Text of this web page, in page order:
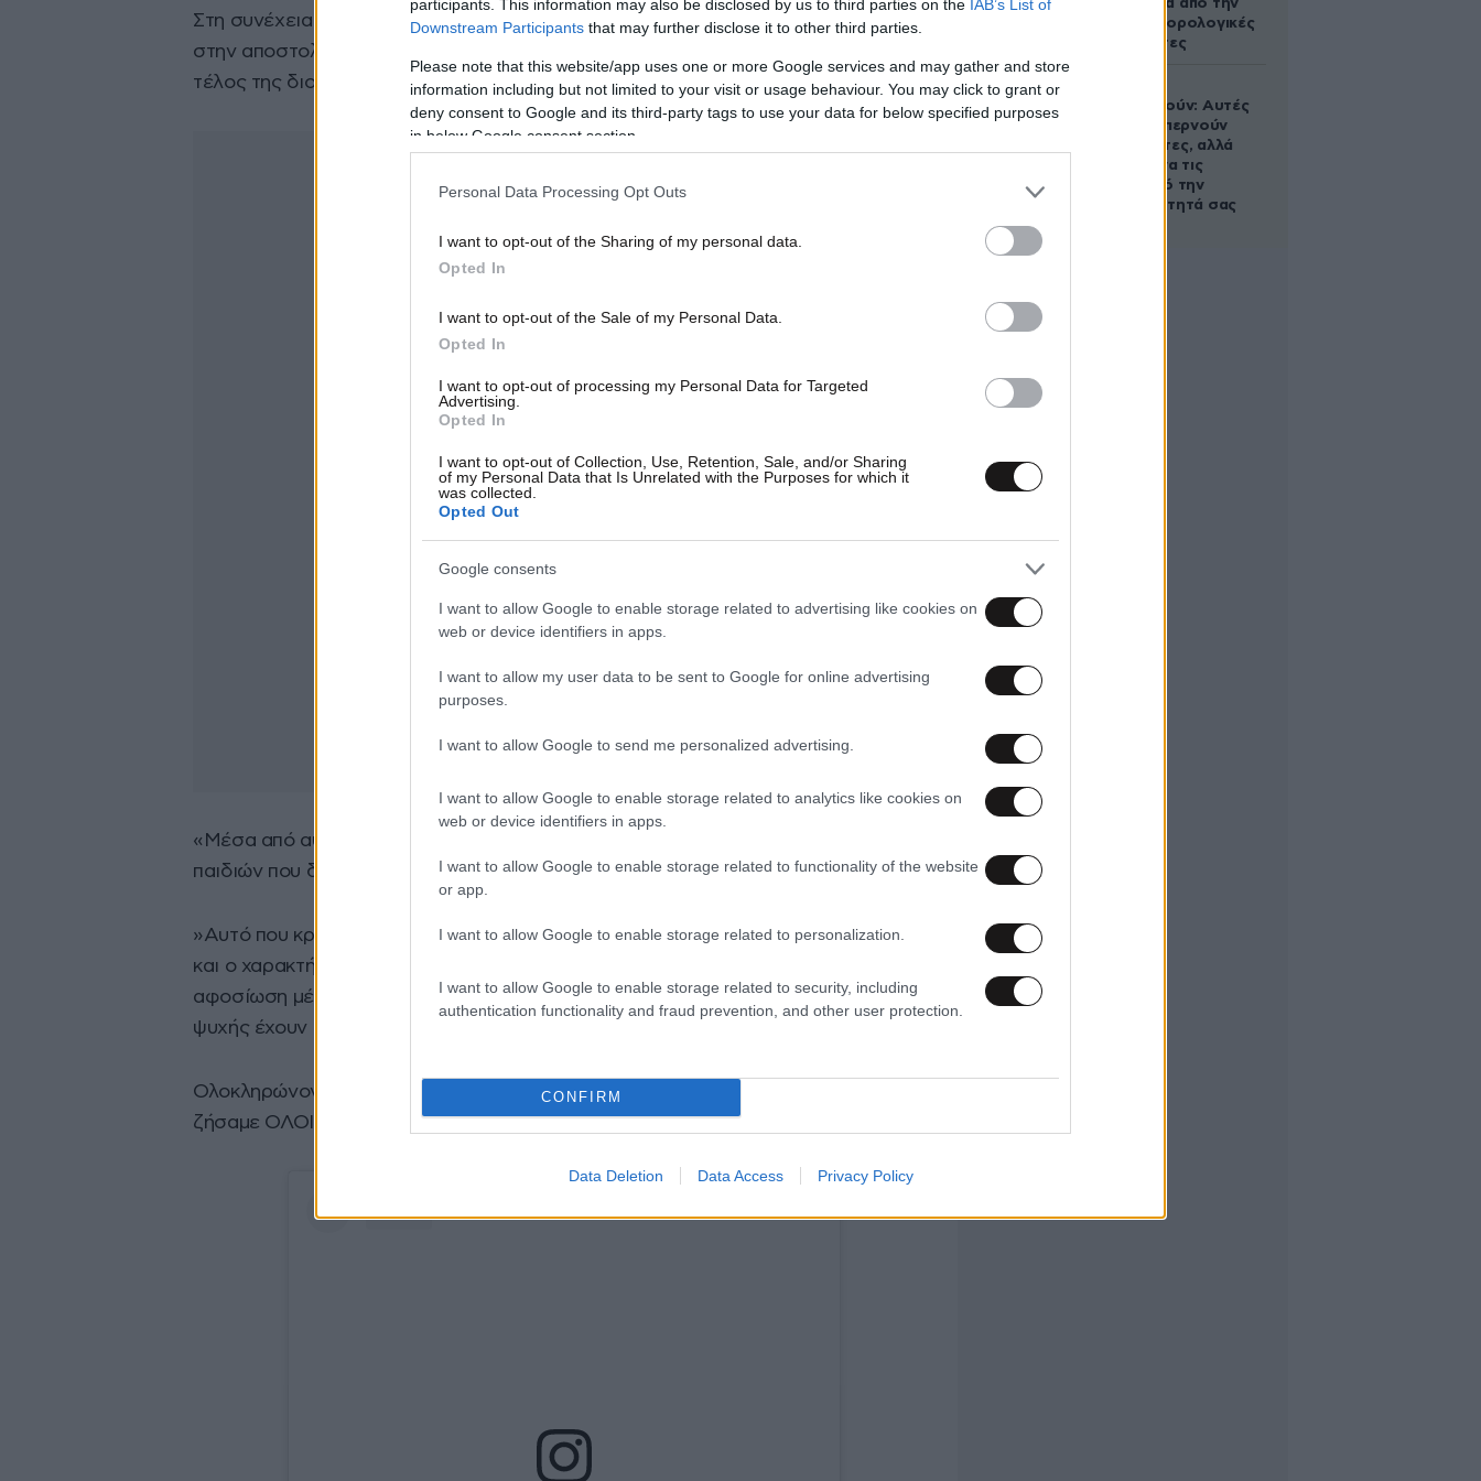
participants. This information may also be disclosed by us to third parties on the IAB’s List of
Downstream Participants that may further disclose it to other third parties.
Please note that this website/app uses one or more Google services and may gather and store
information including but not limited to your visit or usage behaviour. You may click to grant or
deny consent to Google and its third-party tags to use your data for below specified purposes
in below Google consent section.
Personal Data Processing Opt Outs
I want to opt-out of the Sharing of my personal data.
Opted In
I want to opt-out of the Sale of my Personal Data.
Opted In
I want to opt-out of processing my Personal Data for Targeted
Advertising.
Opted In
I want to opt-out of Collection, Use, Retention, Sale, and/or Sharing
of my Personal Data that Is Unrelated with the Purposes for which it
was collected.
Opted Out
Google consents
I want to allow Google to enable storage related to advertising like cookies on
web or device identifiers in apps.
I want to allow my user data to be sent to Google for online advertising
purposes.
I want to allow Google to send me personalized advertising.
I want to allow Google to enable storage related to analytics like cookies on
web or device identifiers in apps.
I want to allow Google to enable storage related to functionality of the website
or app.
I want to allow Google to enable storage related to personalization.
I want to allow Google to enable storage related to security, including
authentication functionality and fraud prevention, and other user protection.
CONFIRM
Data Deletion Data Access Privacy Policy
Στη συνέχεια ο Φωκάς Ευαγγελινόςστάθηκε στους ανθρώπους που συμμετείχαν
στην αποστολή, μιλώντας για τον τρόπο με τον οποίο συνεργάστηκαν μέχρι το
τέλος της διοργάνωσης.
«Μέσα από αυτή τη συνεργασία ένιωσα ξανά τη δύναμη των νέων ανθρώπων,
παιδιών που δημιουργούν με ελευθερία, προσωπικότητα και αλήθεια.
»Αυτό που κρατώ περισσότερο από την φετινή ελληνική συμμετοχή είναι το ήθος
και ο χαρακτήρας της ομάδας που όχι μόνο στάθηκε με αξιοπρέπεια, σεβασμό και
αφοσίωση μέχρι το τέλος αλλά επέδειξε ότι η ανθρωπιά, η αγάπη και η ποιότητα
ψυχής έχουν πάντα την μεγαλύτερη αξία!»
Ολοκληρώνοντας την ανάρτησή του, έγραψε: «Είμαι ευγνώμων για το ταξίδι που
ζήσαμε ΟΛΟΙ ΜΑΖΙ!!!!»
τηλεφώνημα από την
ΑΑΔΕ για φορολογικές
εκκρεμότητες
προειδοποιούν: Αυτές
οι τροφές, περνούν
απαρατήρητες, αλλά
καλό είναι να τις
βγάλετε από την
καθημερινότητά σας